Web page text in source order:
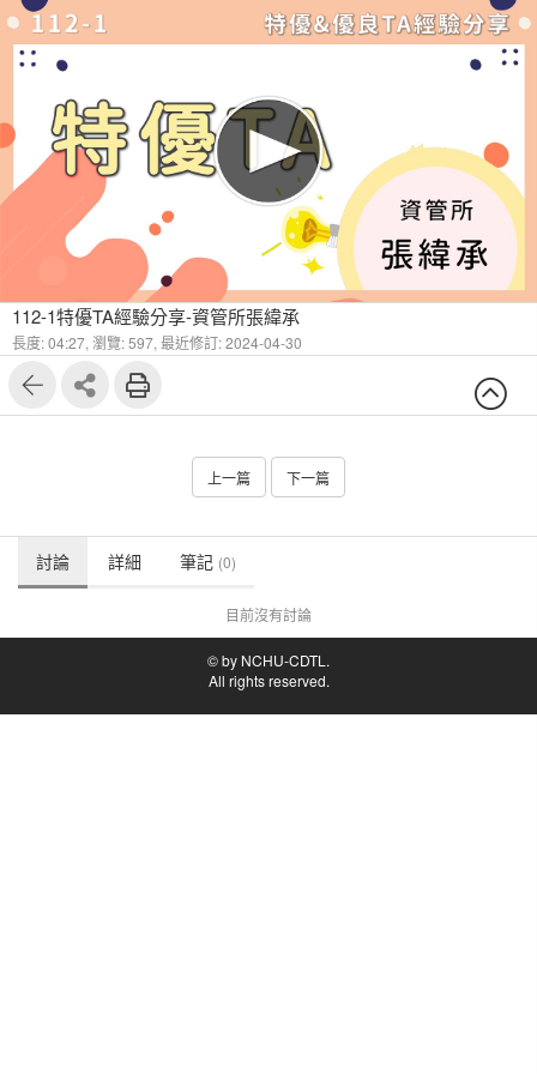
112-1特優TA經驗分享-資管所張緯承
長度: 04:27, 瀏覽: 597, 最近修訂: 2024-04-30
上一篇 下一篇
討論 詳細 筆記 (0)
目前沒有討論
© by NCHU-CDTL.
All rights reserved.